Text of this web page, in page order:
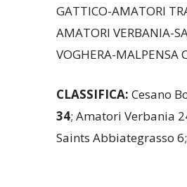
GATTICO-AMATORI
AMATORI VERBANIA-
VOGHERA-
CLASSIFICA: Cesano
34; Amatori Verbania
Saints Abbiategrasso 6;